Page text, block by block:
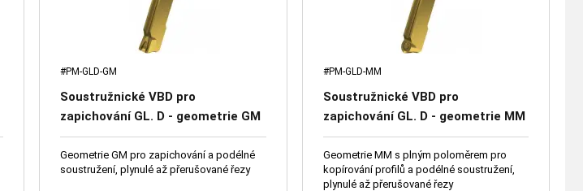
#PM-GLD-GM
Soustružnické VBD pro
zapichování GL. D - geometrie GM
Geometrie GM pro zapichování a podélné
soustružení, plynulé až přerušované řezy
#PM-GLD-MM
Soustružnické VBD pro
zapichování GL. D - geometrie MM
Geometrie MM s plným poloměrem pro
kopírování profilů a podélné soustružení,
plynulé až přerušované řezy